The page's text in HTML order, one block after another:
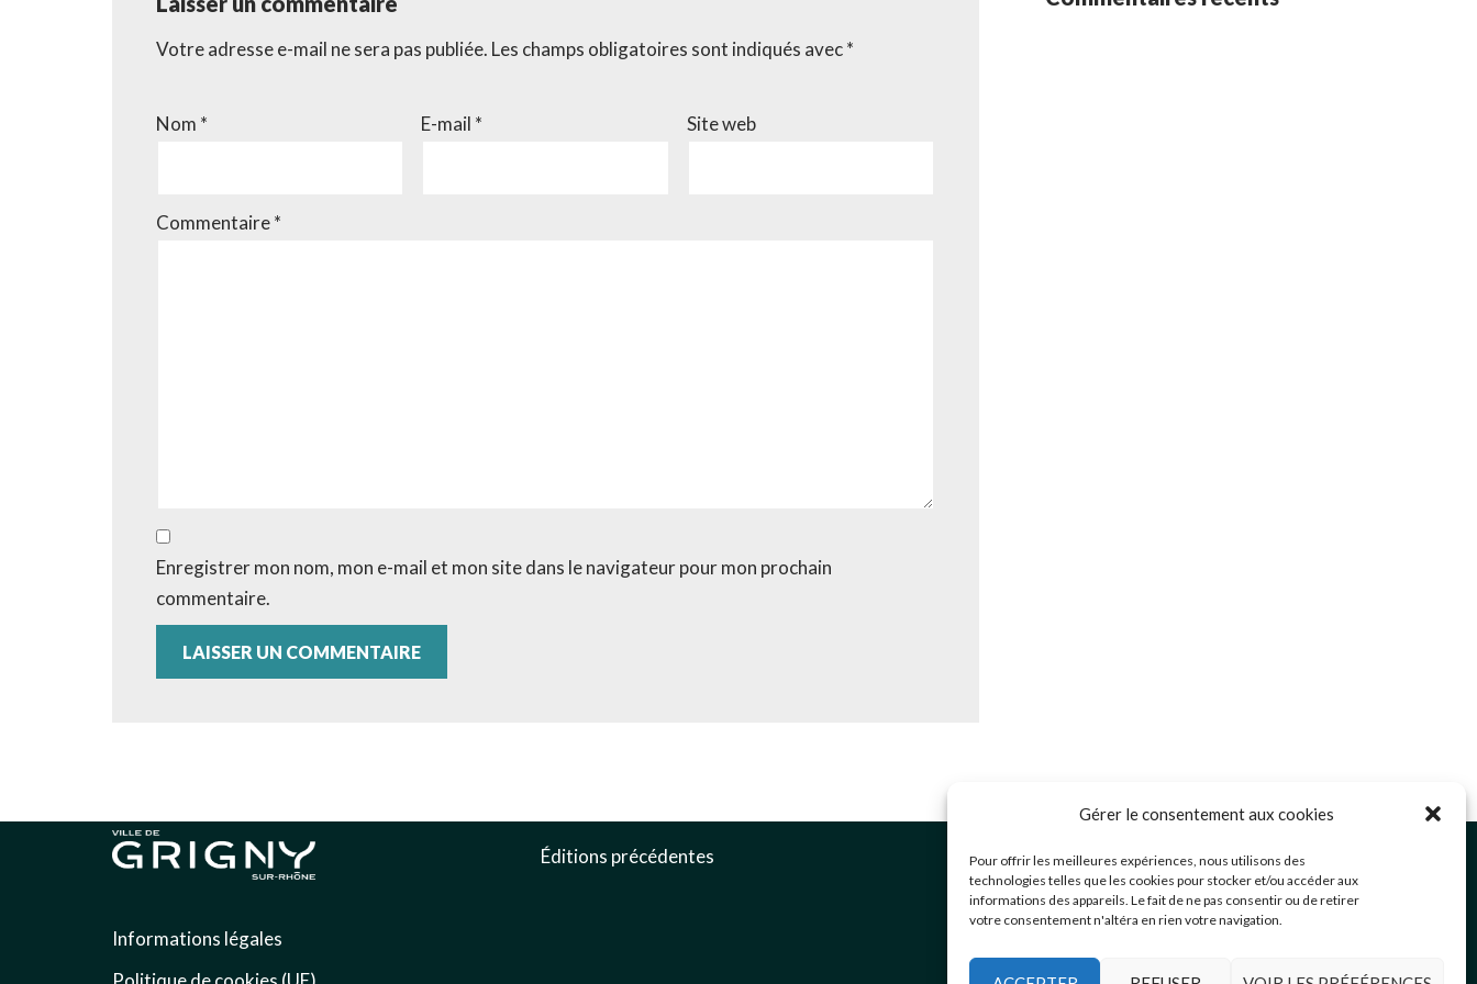
Gérer le consentement aux cookies
Pour offrir les meilleures expériences, nous utilisons des
technologies telles que les cookies pour stocker et/ou accéder aux
informations des appareils. Le fait de ne pas consentir ou de retirer
votre consentement n'altéra en rien votre navigation.
Votre adresse e-mail ne sera pas publiée. Les champs obligatoires sont indiqués avec*
Nom * E-mail * Site web
Commentaire*
Enregistrer mon nom, mon e-mail et mon site dans le navigateur pour mon prochain
commentaire.
Informations légales
Éditions précédentes
04 72 49 52 49
3 Avenue Jean Estragnat